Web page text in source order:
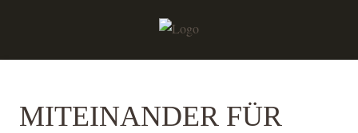
MITEINANDER FÜR